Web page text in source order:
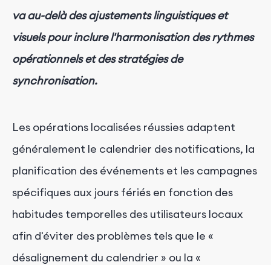
va au-delà des ajustements linguistiques et
visuels pour inclure l'harmonisation des rythmes
opérationnels et des stratégies de
synchronisation.
Les opérations localisées réussies adaptent
généralement le calendrier des notifications, la
planification des événements et les campagnes
spécifiques aux jours fériés en fonction des
habitudes temporelles des utilisateurs locaux
afin d'éviter des problèmes tels que le «
désalignement du calendrier » ou la «